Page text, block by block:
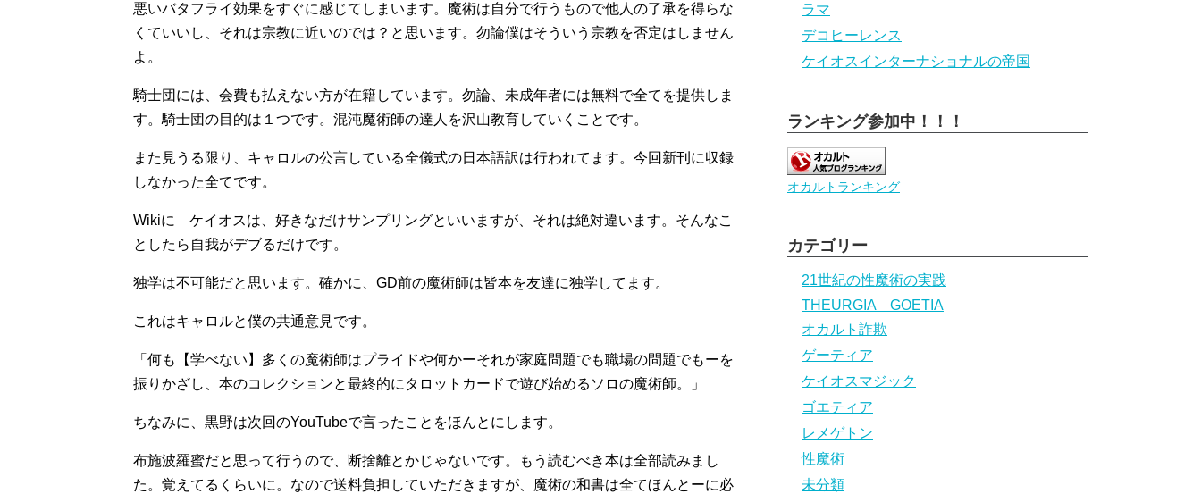
悪いバタフライ効果をすぐに感じてしまいます。魔術は自分で行うもので他人の了承を得らな
くていいし、それは宗教に近いのでは？と思います。勿論僕はそういう宗教を否定はしません
よ。
騎士団には、会費も払えない方が在籍しています。勿論、未成年者には無料で全てを提供しま
す。騎士団の目的は１つです。混沌魔術師の達人を沢山教育していくことです。
また見うる限り、キャロルの公言している全儀式の日本語訳は行われてます。今回新刊に収録
しなかった全てです。
Wikiに ケイオスは、好きなだけサンプリングといいますが、それは絶対違います。そんなこ
としたら自我がデブるだけです。
独学は不可能だと思います。確かに、GD前の魔術師は皆本を友達に独学してます。
これはキャロルと僕の共通意見です。
「何も【学べない】多くの魔術師はプライドや何かーそれが家庭問題でも職場の問題でもーを
振りかざし、本のコレクションと最終的にタロットカードで遊び始めるソロの魔術師。」
ちなみに、黒野は次回のYouTubeで言ったことをほんとにします。
布施波羅蜜だと思って行うので、断捨離とかじゃないです。もう読むべき本は全部読みまし
た。覚えてるくらいに。なので送料負担していただきますが、魔術の和書は全てほんとーに必
ラマ
デコヒーレンス
ケイオスインターナショナルの帝国
ランキング参加中！！！
オカルトランキング
カテゴリー
21世紀の性魔術の実践
THEURGIA GOETIA
オカルト詐欺
ゲーティア
ケイオスマジック
ゴエティア
レメゲトン
性魔術
未分類